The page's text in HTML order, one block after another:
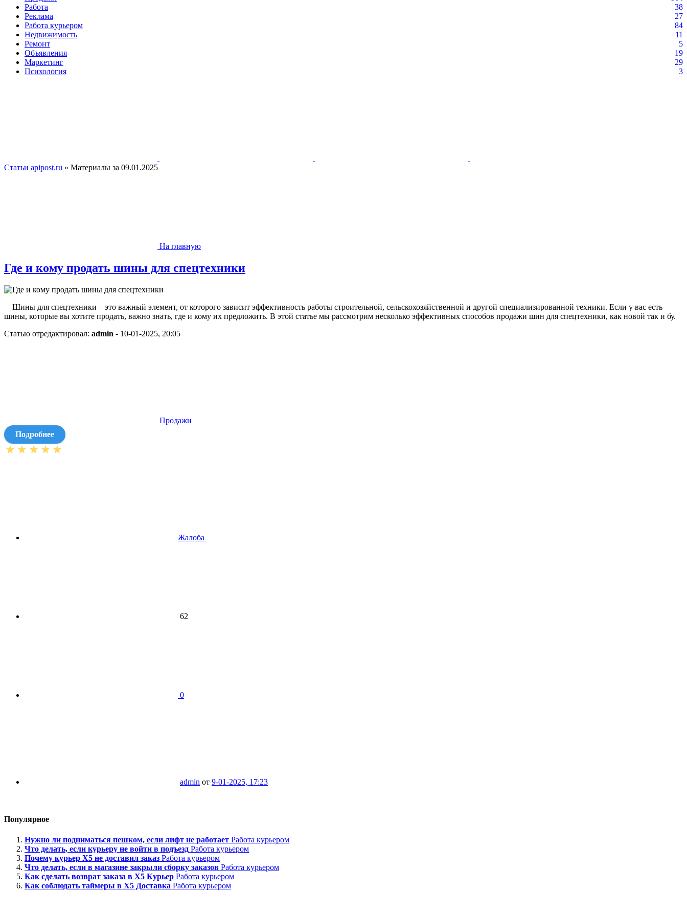
Работа
38
Реклама
27
Работа курьером
84
Недвижимость
11
Ремонт
5
Объявления
19
Маркетинг
29
Психология
3
Статьи apipost.ru » Материалы за 09.01.2025
На главную
Где и кому продать шины для спецтехники
Шины для спецтехники – это важный элемент, от которого зависит эффективность работы строительной, сельскохозяйственной и другой специализированной техники. Если у вас есть
шины, которые вы хотите продать, важно знать, где и кому их предложить. В этой статье мы рассмотрим несколько эффективных способов продажи шин для спецтехники, как новой так и бу.
Статью отредактировал: admin - 10-01-2025, 20:05
Продажи
Подробнее
Жалоба
62
0
admin от 9-01-2025, 17:23
Популярное
Нужно ли подниматься пешком, если лифт не работает Работа курьером
Что делать, если курьеру не войти в подъезд Работа курьером
Почему курьер Х5 не доставил заказ Работа курьером
Что делать, если в магазине закрыли сборку заказов Работа курьером
Как сделать возврат заказа в Х5 Курьер Работа курьером
Как соблюдать таймеры в Х5 Доставка Работа курьером